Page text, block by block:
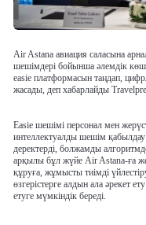
Air Astana авиация саласына
шешімдері бойынша әлемдік
easie платформасын таңдап,
жасады, деп хабарлайды
Easie шешімі персонал мен
интеллектуалды шешім қабылдау
деректерді, болжамды
арқылы бұл жүйе Air Astana-ға
құруға, жұмысты тиімді
өзгерістерге алдын ала әрекет
етуге мүмкіндік береді.